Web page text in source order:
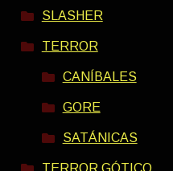
SLASHER
TERROR
CANÍBALES
GORE
SATÁNICAS